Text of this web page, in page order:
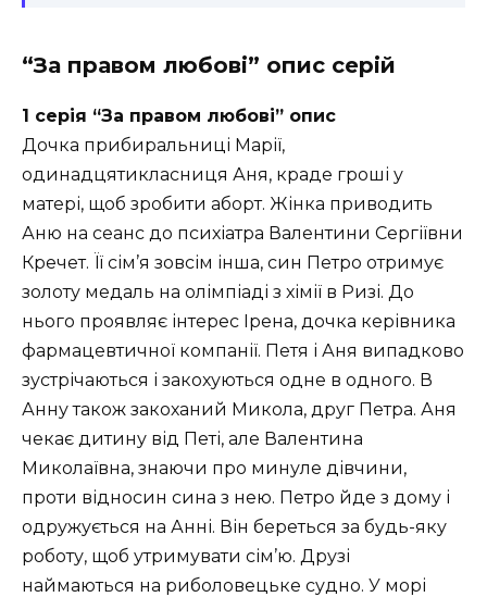
“За правом любові” опис серій
1 серія “За правом любові” опис
Дочка прибиральниці Марії,
одинадцятикласниця Аня, краде гроші у
матері, щоб зробити аборт. Жінка приводить
Аню на сеанс до психіатра Валентини Сергіївни
Кречет. Її сім’я зовсім інша, син Петро отримує
золоту медаль на олімпіаді з хімії в Ризі. До
нього проявляє інтерес Ірена, дочка керівника
фармацевтичної компанії. Петя і Аня випадково
зустрічаються і закохуються одне в одного. В
Анну також закоханий Микола, друг Петра. Аня
чекає дитину від Петі, але Валентина
Миколаївна, знаючи про минуле дівчини,
проти відносин сина з нею. Петро йде з дому і
одружується на Анні. Він береться за будь-яку
роботу, щоб утримувати сім’ю. Друзі
наймаються на риболовецьке судно. У морі